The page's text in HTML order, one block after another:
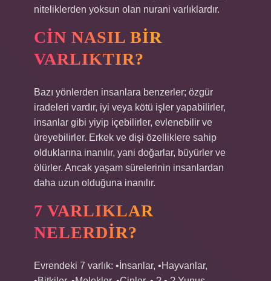
niteliklerden yoksun olan nurani varlıklardır.
CIN NASIL BIR
VARLIKTIR?
Bazı yönlerden insanlara benzerler; özgür
iradeleri vardır, iyi veya kötü işler yapabilirler,
insanlar gibi yiyip içebilirler, evlenebilir ve
üreyebilirler. Erkek ve dişi özelliklere sahip
olduklarına inanılır, yani doğarlar, büyürler ve
ölürler. Ancak yaşam sürelerinin insanlardan
daha uzun olduğuna inanılır.
7 VARLIKLAR
NELERDIR?
Evrendeki 7 varlık: •İnsanlar, •Hayvanlar,